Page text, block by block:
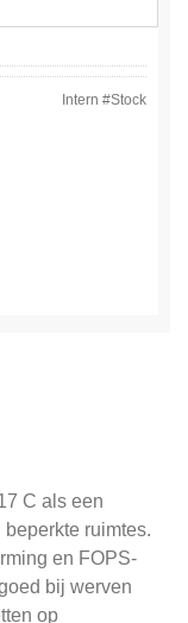
Intern #Stock
C als een
ruimtes.
en FOPS-
bij werven
op